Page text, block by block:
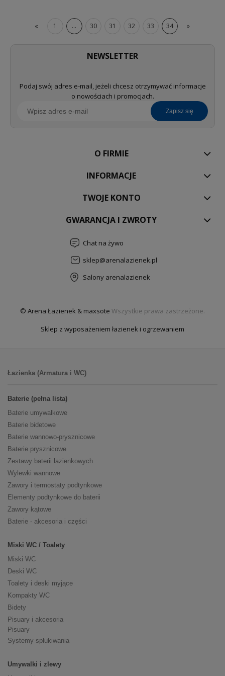
« 1 ... 30 31 32 33 34 »
NEWSLETTER
Podaj swój adres e-mail, jeżeli chcesz otrzymywać informacje
o nowościach i promocjach.
zapisz się
O FIRMIE
INFORMACJE
TWOJE KONTO
GWARANCJA I ZWROTY
Chat na żywo
sklep@arenalazienek.pl
Salony arenalazienek
© Arena Łazienek & maxsote Wszystkie prawa zastrzeżone.
Sklep z wyposażeniem łazienek i ogrzewaniem
Łazienka (Armatura i WC)
Baterie (pełna lista)
Baterie umywalkowe
Baterie bidetowe
Baterie wannowo-prysznicowe
Baterie prysznicowe
Zestawy baterii łazienkowych
Wylewki wannowe
Zawory i termostaty podtynkowe
Elementy podtynkowe do baterii
Zawory kątowe
Baterie - akcesoria i części
Miski WC / Toalety
Miski WC
Deski WC
Toalety i deski myjące
Kompakty WC
Bidety
Pisuary i akcesoria
Pisuary
Systemy spłukiwania
Umywalki i zlewy